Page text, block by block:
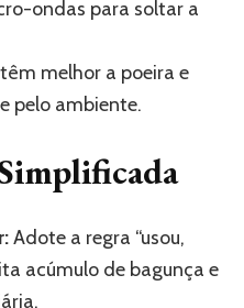
ondas para soltar a
melhor a poeira e
pelo ambiente.
Adote a regra “usou,
acúmulo de bagunça e